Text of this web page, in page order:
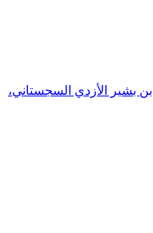
بشير الأزدي السجستاني،